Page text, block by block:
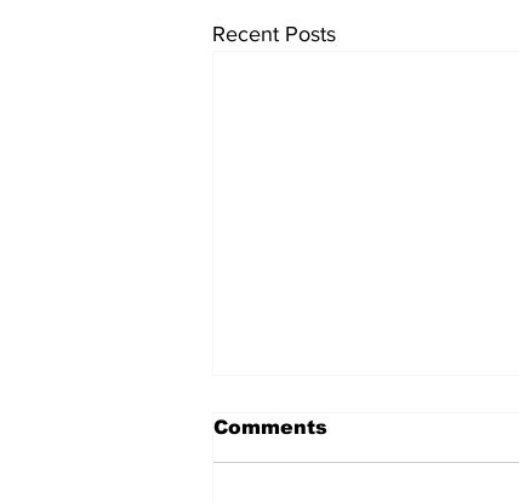
Recent Posts
Comments